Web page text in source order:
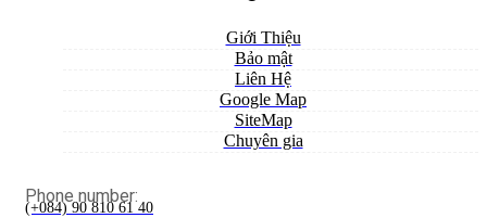
Giới Thiệu
Bảo mật
Liên Hệ
Google Map
SiteMap
Chuyên gia
Phone number:
(+084) 90 810 61 40